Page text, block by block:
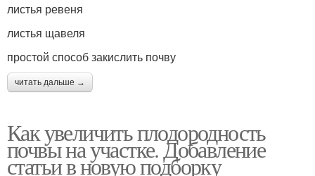
листья ревеня
листья щавеля
простой способ закислить почву
читать дальше →
Как увеличить плодородность
почвы на участке. Добавление
статьи в новую подборку